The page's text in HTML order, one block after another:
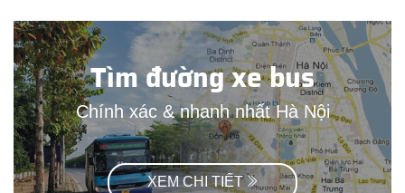
Tìm đường xe bus
Chính xác & nhanh nhất Hà Nội
XEM CHI TIẾT